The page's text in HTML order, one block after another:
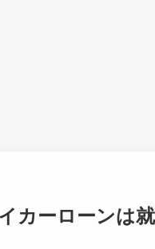
カーローンは